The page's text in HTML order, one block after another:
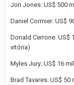
Jon Jones: US$ 500
Daniel Cormier: US$
Donald Cerrone: US$
vitória)
Myles Jury: US$ 16 mil
Brad Tavares: US$